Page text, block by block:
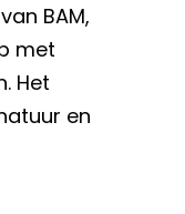
BAM,
met
Het
en